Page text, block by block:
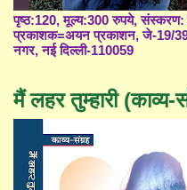
पृष्ठ:120, मूल्य:300 रुपये,
प्रकाशक=अयन प्रकाशन, जे-19/39,
नगर, नई दिल्ली-110059
मैं लहर तुम्हारी (काव्य-